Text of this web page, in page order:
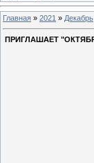
Главная » 2021 » Декабрь
ПРИГЛАШАЕТ